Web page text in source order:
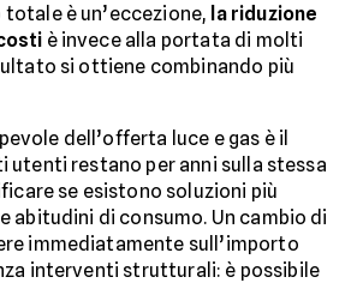
totale è un’eccezione, la riduzione
è invece alla portata di molti
si ottiene combinando più
dell’offerta luce e gas è il
utenti restano per anni sulla stessa
se esistono soluzioni più
abitudini di consumo. Un cambio di
immediatamente sull’importo
interventi strutturali: è possibile